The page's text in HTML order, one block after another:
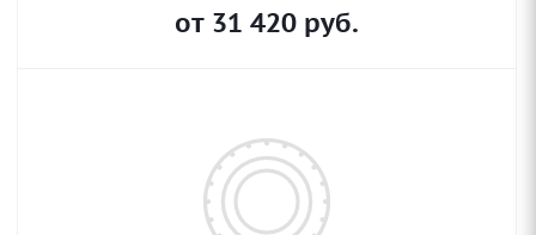
от 31 420 руб.